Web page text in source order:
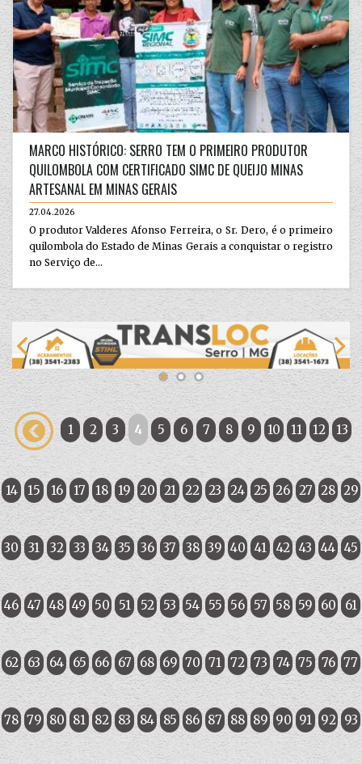
MARCO HISTÓRICO: SERRO TEM O PRIMEIRO PRODUTOR
QUILOMBOLA COM CERTIFICADO SIMC DE QUEIJO MINAS
ARTESANAL EM MINAS GERAIS
27.04.2026
O produtor Valderes Afonso Ferreira, o Sr. Dero, é o primeiro
quilombola do Estado de Minas Gerais a conquistar o registro
no Serviço de...
1 2 3 4 5 6 7 8 9 10 11 12 13
14 15 16 17 18 19 20 21 22 23 24 25 26 27 28 29
30 31 32 33 34 35 36 37 38 39 40 41 42 43 44 45
46 47 48 49 50 51 52 53 54 55 56 57 58 59 60 61
62 63 64 65 66 67 68 69 70 71 72 73 74 75 76 77
78 79 80 81 82 83 84 85 86 87 88 89 90 91 92 93